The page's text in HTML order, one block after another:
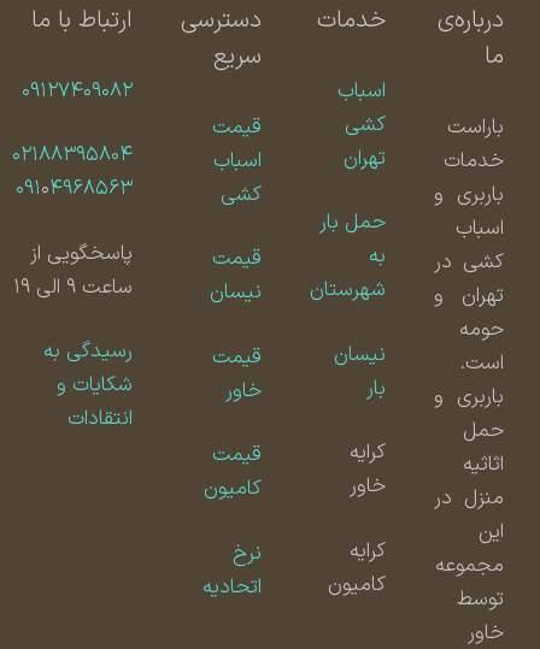
درباره‌ی
باراست
خدمات
باربری و
اسباب
کشی در
تهران و
حومه
است.
باربری و
حمل
اثاثیه
منزل در
مجموعه
توسط
خدمات
اسباب
کشی
تهران
حمل بار
شهرستان
نیسان
کامیون
دسترسی
سریع
قیمت
اسباب
کشی
قیمت
نیسان
قیمت
قیمت
کامیون
اتحادیه
ارتباط با ما
۰۹۱۲۷۴۰۹۰۸۲
۰۲۱۸۸۳۹۵۸۰۴
۰۹۱۰۴۹۶۸۵۶۳
پاسخگویی از
ساعت ۹ الی ۱۹
رسیدگی به
شکایات و
انتقادات